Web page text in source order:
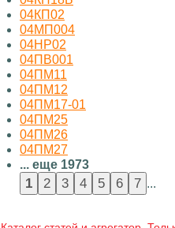
04КП02
04МП004
04НР02
04ПВ001
04ПМ11
04ПМ12
04ПМ17-01
04ПМ25
04ПМ26
04ПМ27
... еще 1973
...